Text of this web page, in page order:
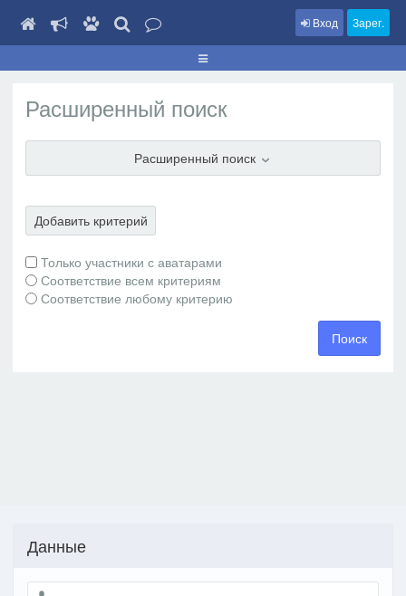
Вход Зарег.
Расширенный поиск
Расширенный поиск
Добавить критерий
Только участники с аватарами
Соответствие всем критериям
Соответствие любому критерию
Данные